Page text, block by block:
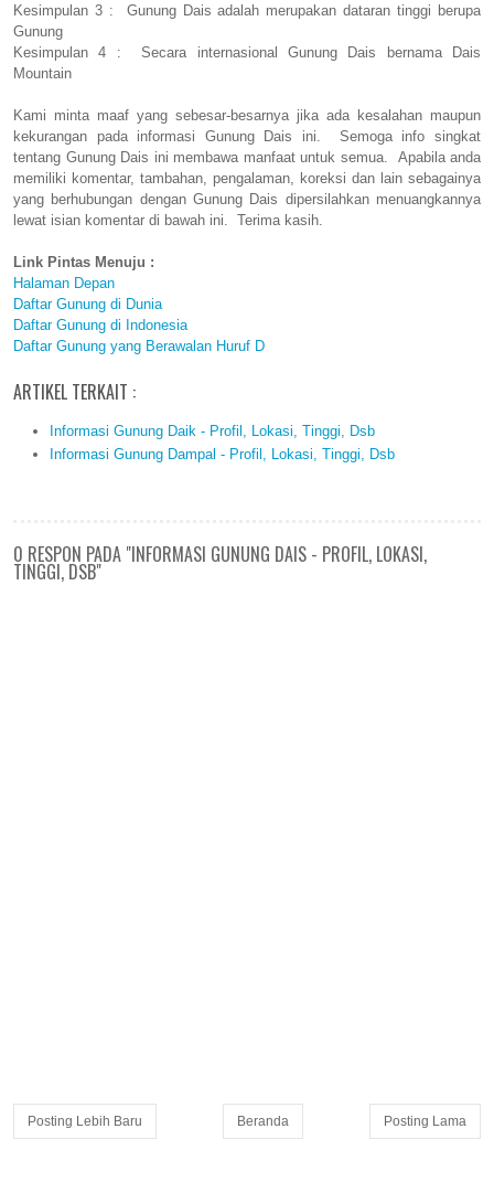
Kesimpulan 3 : Gunung Dais adalah merupakan dataran tinggi berupa
Gunung
Kesimpulan 4 : Secara internasional Gunung Dais bernama Dais
Mountain
Kami minta maaf yang sebesar-besarnya jika ada kesalahan maupun
kekurangan pada informasi Gunung Dais ini. Semoga info singkat
tentang Gunung Dais ini membawa manfaat untuk semua. Apabila anda
memiliki komentar, tambahan, pengalaman, koreksi dan lain sebagainya
yang berhubungan dengan Gunung Dais dipersilahkan menuangkannya
lewat isian komentar di bawah ini. Terima kasih.
Link Pintas Menuju :
Halaman Depan
Daftar Gunung di Dunia
Daftar Gunung di Indonesia
Daftar Gunung yang Berawalan Huruf D
ARTIKEL TERKAIT :
Informasi Gunung Daik - Profil, Lokasi, Tinggi, Dsb
Informasi Gunung Dampal - Profil, Lokasi, Tinggi, Dsb
0 RESPON PADA "INFORMASI GUNUNG DAIS - PROFIL, LOKASI,
TINGGI, DSB"
Posting Lebih Baru Posting Lama
Beranda